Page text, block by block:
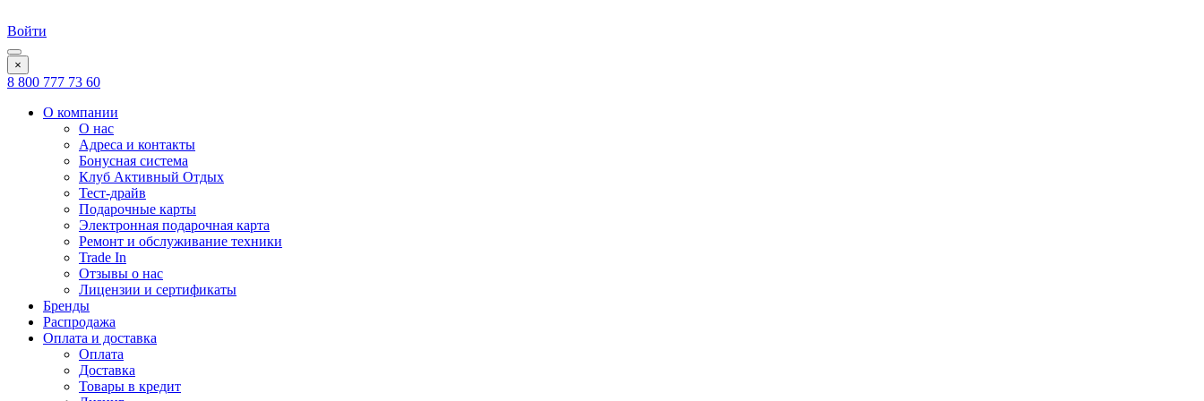
Войти
×
8 800 777 73 60
О компании
О нас
Адреса и контакты
Бонусная система
Клуб Активный Отдых
Тест-драйв
Подарочные карты
Электронная подарочная карта
Ремонт и обслуживание техники
Trade In
Отзывы о нас
Лицензии и сертификаты
Бренды
Распродажа
Оплата и доставка
Оплата
Доставка
Товары в кредит